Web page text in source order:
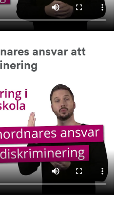
ansvar att